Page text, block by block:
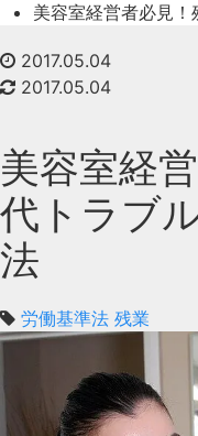
美容室経営者必見
2017.05.04
2017.05.04
美容室経
代トラブ
法
労働基準法 残業